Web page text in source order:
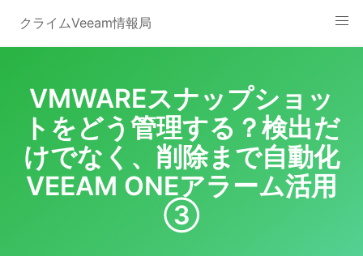
content
クライムVeeam情報局
VMWAREスナップショッ
トをどう管理する？検出だ
けでなく、削除まで自動化
VEEAM ONEアラーム活用
③